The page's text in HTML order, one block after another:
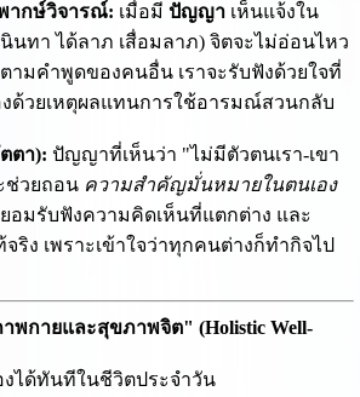
ากษ์วิจารณ์: เมื่อมี ปัญญาเห็นแจ้งใน
ทา ได้ลาภ เสื่อมลาภ) จิตจะไม่อ่อนไหว
ามคำพูดของคนอื่น เราจะรับฟังด้วยใจที่
ด้วยเหตุผลแทนการใช้อารมณ์สวนกลับ
ตา): ปัญญาที่เห็นว่า "ไม่มีตัวตนเรา-เขา
ช่วยถอน ความสำคัญมั่นหมายในตนเอง
อมรับฟังความคิดเห็นที่แตกต่าง และ
ริง เพราะเข้าใจว่าทุกคนต่างก็ทำกิจไป
พกายและสุขภาพจิต" (Holistic Well-
ได้ทันทีในชีวิตประจำวัน